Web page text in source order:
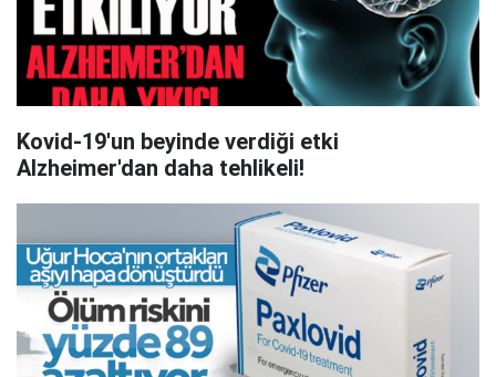
Kovid-19'un beyinde verdiği etki
Alzheimer'dan daha tehlikeli!